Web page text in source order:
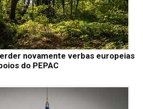
novamente verbas europeias
do PEPAC